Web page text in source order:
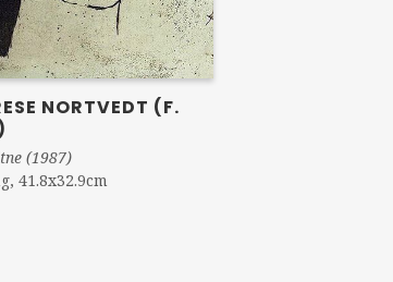
NORTVEDT (F.
(1987)
41.8x32.9cm